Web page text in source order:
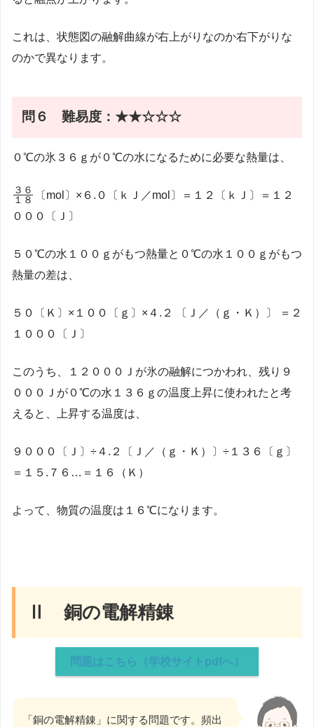
これは、状態図の融解曲線が右上がりなのか右下がりな
のかで異なります。
問６難易度：★★☆☆☆
０℃の氷３６ｇが０℃の水になるために必要な熱量は、
\frac{３
６}{１
８}
１８
３６
〔mol〕×６.０〔ｋＪ／mol〕＝１２〔ｋＪ〕＝１２
０００〔Ｊ〕
５０℃の水１００ｇがもつ熱量と０℃の水１００ｇがもつ
熱量の差は、
５０〔Ｋ〕×１００〔ｇ〕×４.２ 〔Ｊ／（ｇ・Ｋ）〕 ＝２
１０００〔Ｊ〕
このうち、１２０００Ｊが氷の融解につかわれ、残り９
０００Ｊが０℃の水１３６ｇの温度上昇に使われたと考
えると、上昇する温度は、
９０００〔Ｊ〕÷４.２〔Ｊ／（ｇ・Ｋ）〕÷１３６〔ｇ〕
＝１５.７６…＝１６（Ｋ）
よって、物質の温度は１６℃になります。
Ⅱ 銅の電解精錬
問題はこちら（学校サイトpdfへ）
「銅の電解精錬」に関する問題です。頻出